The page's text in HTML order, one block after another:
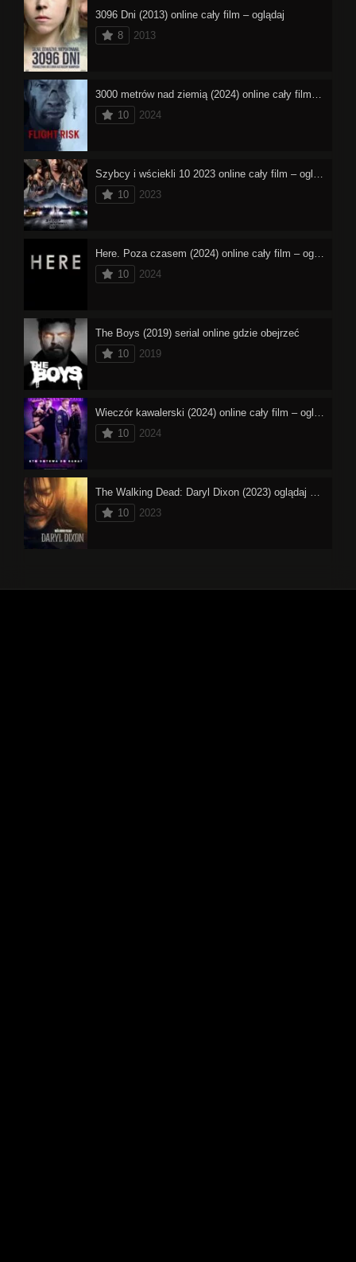
3096 Dni (2013) online cały film – oglądaj
8
2013
10
2024
10
2023
10
2024
The Boys (2019) serial online gdzie obejrzeć
10
2019
10
2024
10
2023